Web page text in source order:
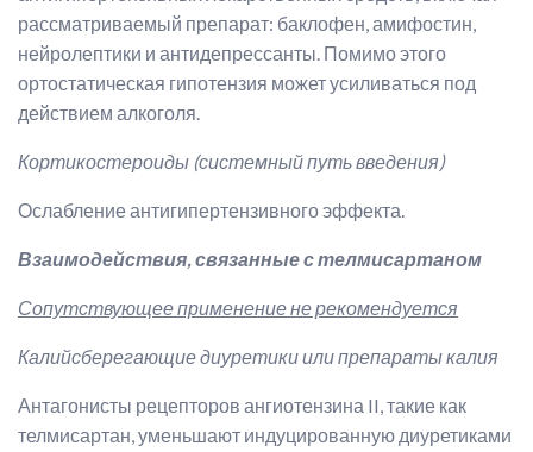
рассматриваемый препарат: баклофен, амифостин,
нейролептики и антидепрессанты. Помимо этого
ортостатическая гипотензия может усиливаться под
действием алкоголя.
Кортикостероиды (системный путь введения)
Ослабление антигипертензивного эффекта.
Взаимодействия, связанные с телмисартаном
Сопутствующее применение не рекомендуется
Калийсберегающие диуретики или препараты калия
Антагонисты рецепторов ангиотензина II, такие как
телмисартан, уменьшают индуцированную диуретиками